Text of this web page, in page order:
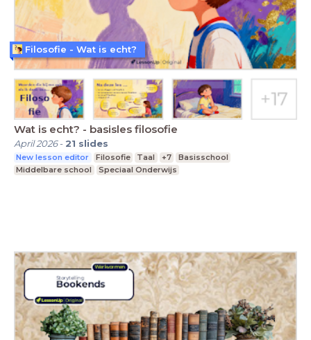
Wat is echt? - basisles filosofie
April 2026- 21 slides
New lesson editor Filosofie Taal +7
Basisschool
Middelbare school
Speciaal Onderwijs
Filosofie - Wat is echt?